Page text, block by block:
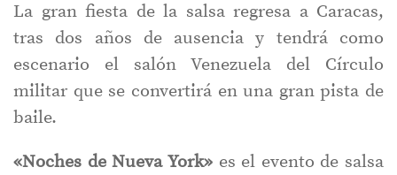
La gran fiesta de la salsa regresa a Caracas,
tras dos años de ausencia y tendrá como
escenario el salón Venezuela del Círculo
militar que se convertirá en una gran pista de
baile.
«Noches de Nueva York»es el evento de salsa